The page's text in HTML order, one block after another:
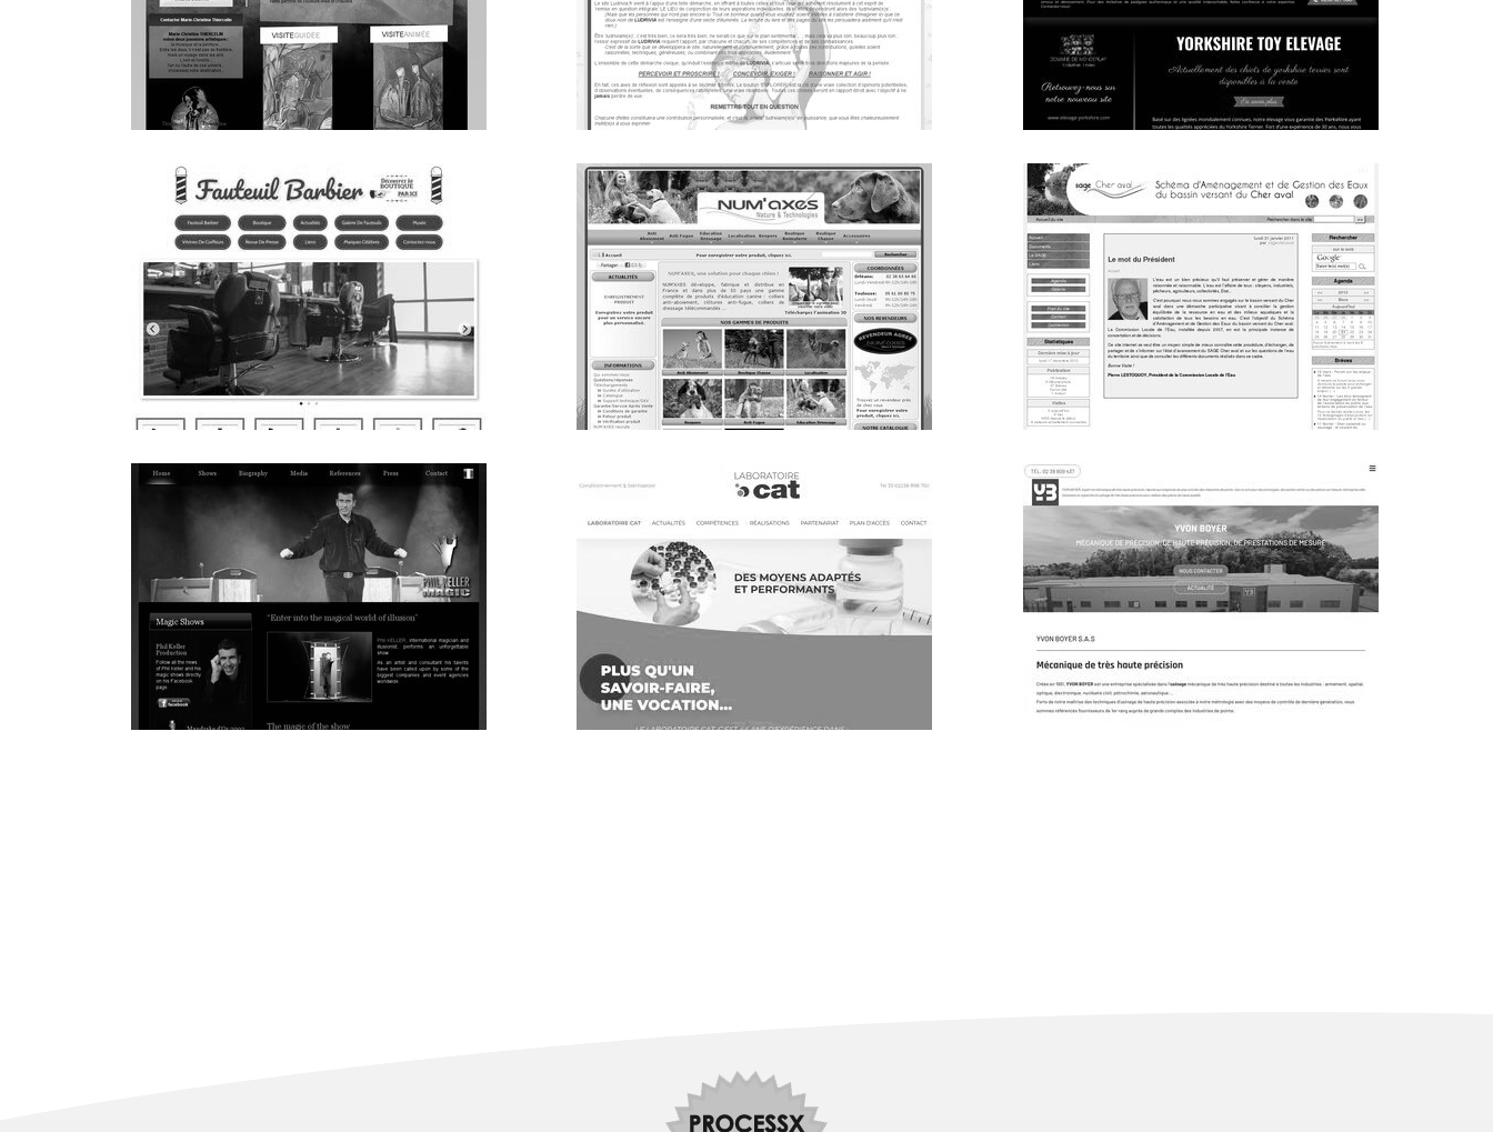
~389€/mois économisés d'annonces commerciales
~260€/mois économisés d'annonces commerciales
~269€/mois économisés d'annonces commerciales
~374€/mois économisés d'annonces commerciales
~390€/mois économisés d'annonces commerciales
~389€/mois économisés d'annonces commerciales